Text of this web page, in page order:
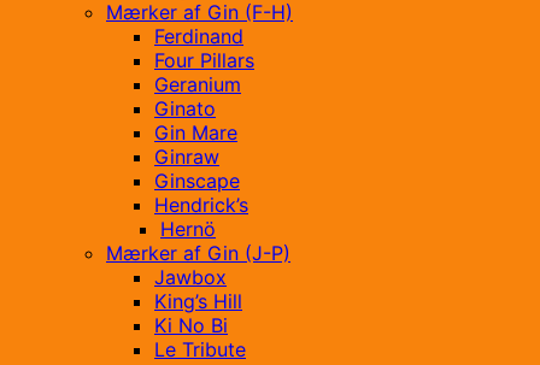
Mærker af Gin (F-H)
Ferdinand
Four Pillars
Geranium
Ginato
Gin Mare
Ginraw
Ginscape
Hendrick’s
Hernö
Mærker af Gin (J-P)
Jawbox
King’s Hill
Ki No Bi
Le Tribute